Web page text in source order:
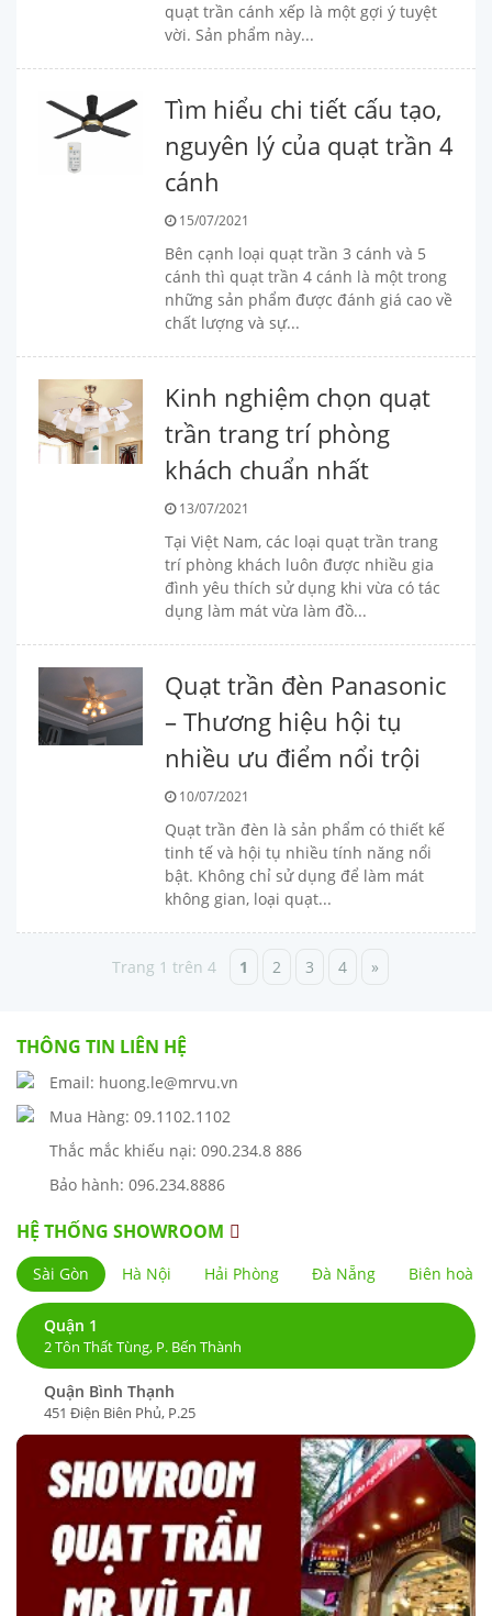
quạt trần cánh xếp là một gợi ý tuyệt
vời. Sản phẩm này...
Tìm hiểu chi tiết cấu tạo,
nguyên lý của quạt trần 4
cánh
15/07/2021
Bên cạnh loại quạt trần 3 cánh và 5
cánh thì quạt trần 4 cánh là một trong
những sản phẩm được đánh giá cao về
chất lượng và sự...
Kinh nghiệm chọn quạt
trần trang trí phòng
khách chuẩn nhất
13/07/2021
Tại Việt Nam, các loại quạt trần trang
trí phòng khách luôn được nhiều gia
đình yêu thích sử dụng khi vừa có tác
dụng làm mát vừa làm đồ...
Quạt trần đèn Panasonic
– Thương hiệu hội tụ
nhiều ưu điểm nổi trội
10/07/2021
Quạt trần đèn là sản phẩm có thiết kế
tinh tế và hội tụ nhiều tính năng nổi
bật. Không chỉ sử dụng để làm mát
không gian, loại quạt...
Trang 1 trên 4 1 2 3 4 »
THÔNG TIN LIÊN HỆ
Email: huong.le@mrvu.vn
Mua Hàng: 09.1102.1102
Thắc mắc khiếu nại: 090.234.8 886
Bảo hành: 096.234.8886
HỆ THỐNG SHOWROOM
Sài Gòn Hà Nội Hải Phòng Đà Nẵng Biên hoà
Quận 1
2 Tôn Thất Tùng, P. Bến Thành
Quận Bình Thạnh
451 Điện Biên Phủ, P.25